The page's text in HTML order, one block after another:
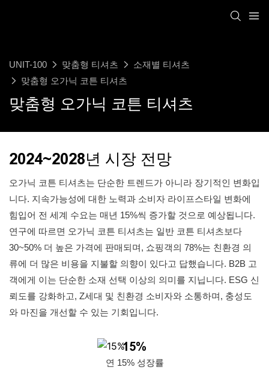
UNIT-100 맞춤형 티셔츠
소재별 티셔츠
맞춤형 오가닉 코튼 티셔츠
맞춤형 오가닉 코튼 티셔츠
2024~2028년 시장 전망
오가닉 코튼 티셔츠는 단순한 트렌드가 아니라 장기적인 변화입
니다. 지속가능성에 대한 노력과 소비자 라이프스타일 변화에
힘입어 전 세계 수요는 매년 15%씩 증가할 것으로 예상됩니다.
연구에 따르면 오가닉 코튼 티셔츠는 일반 코튼 티셔츠보다
30~50% 더 높은 가격에 판매되며, 쇼핑객의 78%는 친환경 의
류에 더 많은 비용을 지불할 의향이 있다고 답했습니다. B2B 고
객에게 이는 단순한 소재 선택 이상의 의미를 지닙니다. ESG 신
뢰도를 강화하고, Z세대 및 친환경 소비자와 소통하며, 충성도
와 마진을 개선할 수 있는 기회입니다.
15%
연 15% 성장률